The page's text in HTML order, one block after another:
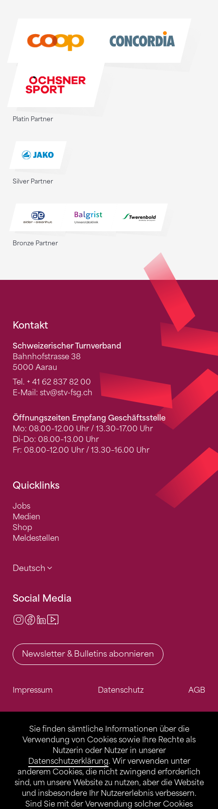
Sie finden sämtliche Informationen über die
Verwendung von Cookies sowie Ihre Rechte als
Nutzerin oder Nutzer in unserer
Datenschutzerklärung. Wir verwenden unter
anderem Cookies, die nicht zwingend erforderlich
sind, um unsere Website zu nutzen, aber die Website
und insbesondere Ihr Nutzererlebnis verbessern.
Sind Sie mit der Verwendung solcher Cookies
Platin Partner
Silver Partner
Bronze Partner
Fusszeile
Kontakt
Schweizerischer Turnverband
Bahnhofstrasse 38
5000 Aarau
Tel. + 41 62 837 82 00
E-Mail: stv@stv-fsg.ch
Öffnungszeiten Empfang Geschäftsstelle
Mo: 08.00–12.00 Uhr / 13.30–17.00 Uhr
Di-Do: 08.00–13.00 Uhr
Fr: 08.00–12.00 Uhr / 13.30–16.00 Uhr
Quicklinks
Jobs
Medien
Shop
Meldestellen
Deutsch
Social Media
Instagram
Facebook
LinkedIn
Newsletter & Bulletins abonnieren
Impressum Datenschutz AGB